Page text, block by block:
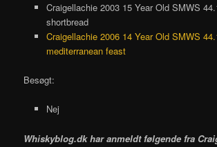
Craigellachie 2003 15 Year Old SMWS
shortbread
Craigellachie 2006 14 Year Old SMWS
mediterranean feast
Besøgt:
Nej
Whiskyblog.dk har anmeldt følgende fra